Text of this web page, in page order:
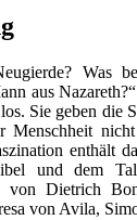
Was
aus
Sie geben die
Menschheit
enthält
und dem
von Dietrich
von Avila,